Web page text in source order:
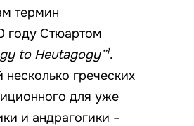
термин
году Стюартом
to Heutagogy”1.
греческих
для уже
и андрагогики –